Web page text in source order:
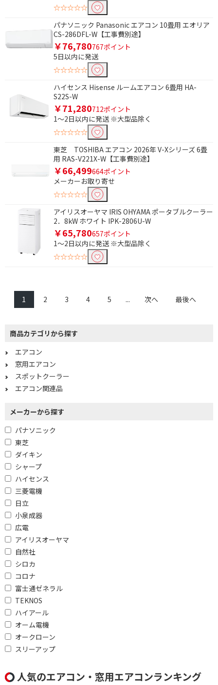
☆☆☆☆☆
パナソニック Panasonic エアコン 10畳用 エオリア
CS-286DFL-W【工事費別途】
￥76,780767ポイント
5日以内に発送
☆☆☆☆☆
ハイセンス Hisense ルームエアコン 6畳用 HA-
S22S-W
￥71,280712ポイント
1～2日以内に発送 ※大型品除く
☆☆☆☆☆
東芝 TOSHIBA エアコン 2026年 V-Xシリーズ 6畳
用 RAS-V221X-W【工事費別途】
￥66,499664ポイント
メーカーお取り寄せ
☆☆☆☆☆
アイリスオーヤマ IRIS OHYAMA ポータブルクーラー
2．8kW ホワイト IPK-2806U-W
￥65,780657ポイント
1～2日以内に発送 ※大型品除く
☆☆☆☆☆
1 2 3 4 5 ... 次へ 最後へ
商品カテゴリから探す
エアコン
窓用エアコン
スポットクーラー
エアコン関連品
メーカーから探す
パナソニック
東芝
ダイキン
シャープ
ハイセンス
三菱電機
日立
小泉成器
広電
アイリスオーヤマ
自然社
シロカ
コロナ
富士通ゼネラル
TEKNOS
ハイアール
オーム電機
オークローン
スリーアップ
人気のエアコン・窓用エアコンランキング